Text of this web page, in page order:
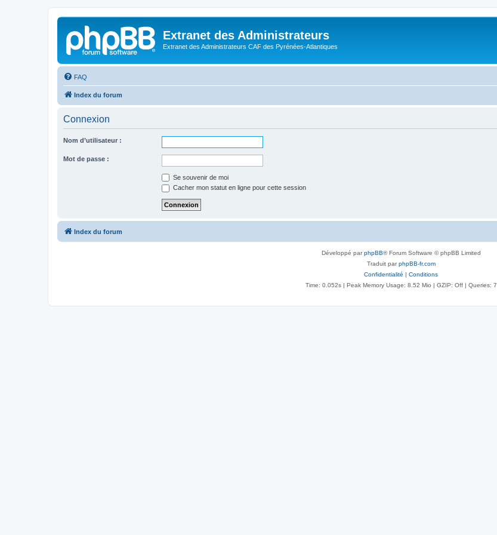
Extranet des Administrateurs
Extranet des Administrateurs CAF des Pyrénées-Atlantiques
FAQ
Index du forum
Connexion
Nom d’utilisateur :
Mot de passe :
Se souvenir de moi
Cacher mon statut en ligne pour cette session
Index du forum
Développé parphpBB® Forum Software © phpBB Limited
Traduit parphpBB-fr.com
Confidentialité | Conditions
Time: 0.052s| Peak Memory Usage: 8.52 Mio | GZIP: Off | Queries: 7